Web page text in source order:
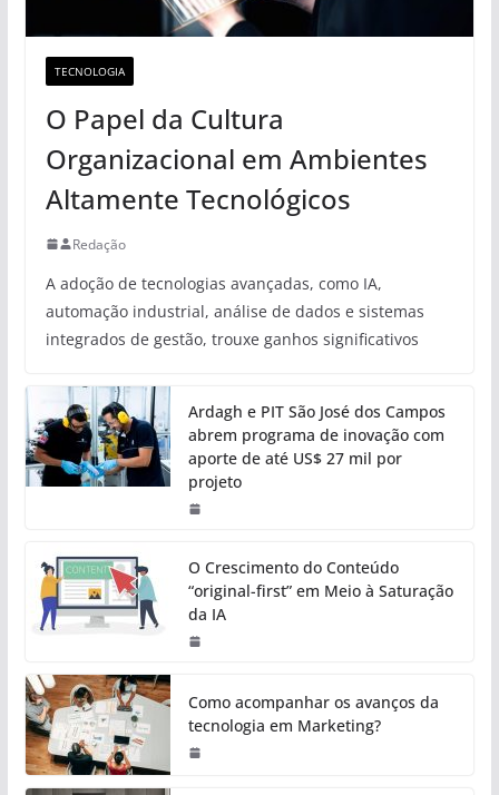
TECNOLOGIA
O Papel da Cultura
Organizacional em Ambientes
Altamente Tecnológicos
Redação
A adoção de tecnologias avançadas, como IA,
automação industrial, análise de dados e sistemas
integrados de gestão, trouxe ganhos significativos
Ardagh e PIT São José dos Campos
abrem programa de inovação com
aporte de até US$ 27 mil por
projeto
O Crescimento do Conteúdo
“original-first” em Meio à Saturação
da IA
Como acompanhar os avanços da
tecnologia em Marketing?